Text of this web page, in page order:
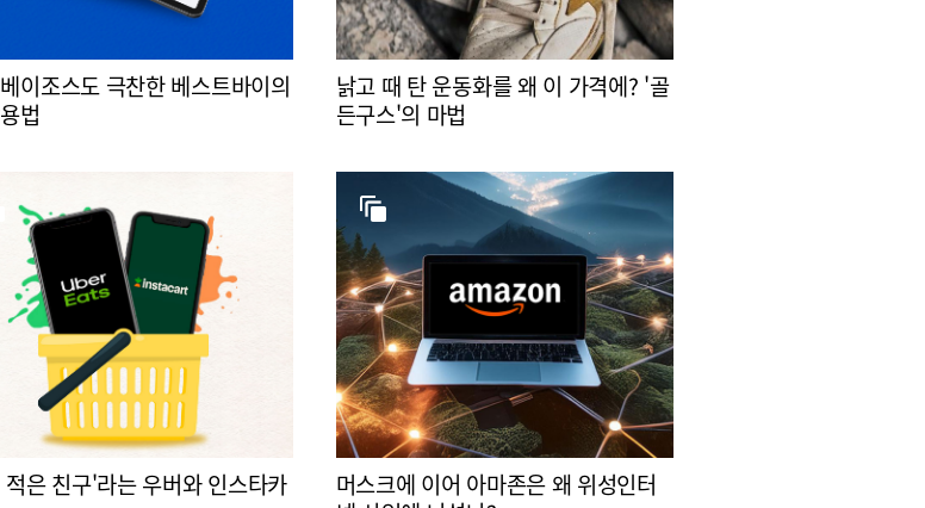
이조스도 극찬한 베스트바이의
법
낡고 때 탄 운동화를 왜 이 가격에? '골
든구스'의 마법
은 친구'라는 우버와 인스타카
머스크에 이어 아마존은 왜 위성인터